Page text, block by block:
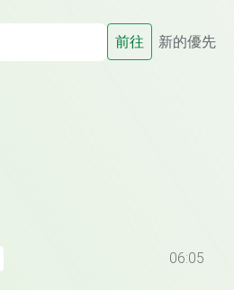
前往 新的優先
06:05